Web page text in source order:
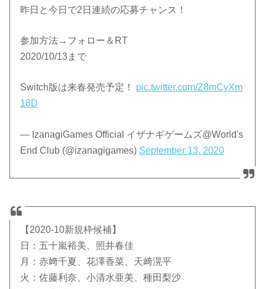
昨日と今日で2日連続の応募チャンス！
参加方法→フォロー＆RT
2020/10/13まで
Switch版は来春発売予定！ pic.twitter.com/Z8mCyXm
18D
— IzanagiGames Official イザナギゲームズ@World's
End Club (@izanagigames) September 13, 2020
【2020-10新規枠候補】
日：五十嵐裕美、照井春佳
月：赤﨑千夏、花澤香菜、天﨑滉平
火：佐藤利奈、小清水亜美、種田梨沙